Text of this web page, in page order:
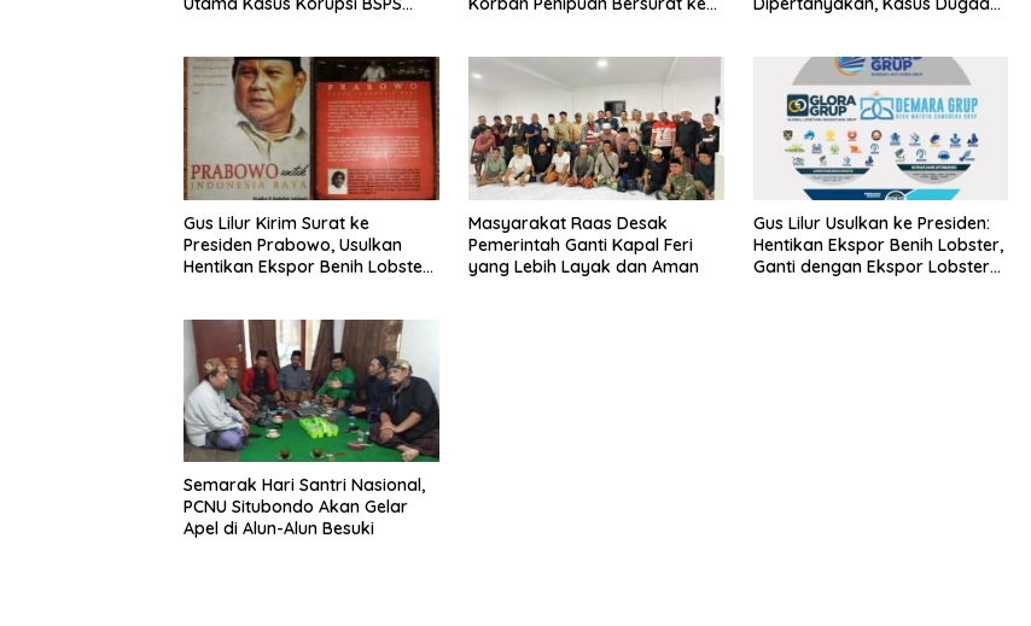
Gus Lilur Kirim Surat ke
Presiden Prabowo, Usulkan
Hentikan Ekspor Benih Lobster
Masyarakat Raas Desak
Pemerintah Ganti Kapal Feri
yang Lebih Layak dan Aman
Gus Lilur Usulkan ke Presiden:
Hentikan Ekspor Benih Lobster,
Ganti dengan Ekspor Lobster
Semarak Hari Santri Nasional,
PCNU Situbondo Akan Gelar
Apel di Alun-Alun Besuki